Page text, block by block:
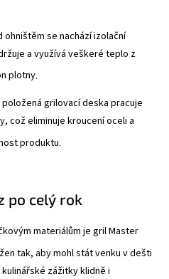
ohništěm se nachází izolační
a využívá veškeré teplo z
plotny.
položená grilovací deska pracuje
což eliminuje kroucení oceli a
produktu.
po celý rok
materiálům je gril Master
tak, aby mohl stát venku v dešti
zážitky klidně i